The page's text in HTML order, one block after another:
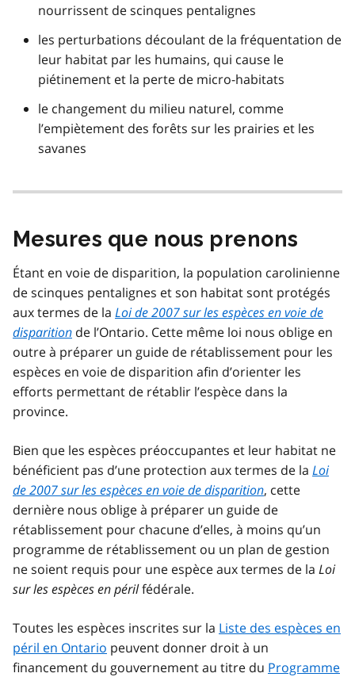
nourrissent de scinques pentalignes
les perturbations découlant de la fréquentation de
leur habitat par les humains, qui cause le
piétinement et la perte de micro-habitats
le changement du milieu naturel, comme
l’empiètement des forêts sur les prairies et les
savanes
Mesures que nous prenons
Étant en voie de disparition, la population carolinienne
de scinques pentalignes et son habitat sont protégés
aux termes de la Loi de 2007 sur les espèces en voie de
disparition de l’Ontario. Cette même loi nous oblige en
outre à préparer un guide de rétablissement pour les
espèces en voie de disparition afin d’orienter les
efforts permettant de rétablir l’espèce dans la
province.
Bien que les espèces préoccupantes et leur habitat ne
bénéficient pas d’une protection aux termes de la Loi
de 2007 sur les espèces en voie de disparition, cette
dernière nous oblige à préparer un guide de
rétablissement pour chacune d’elles, à moins qu’un
programme de rétablissement ou un plan de gestion
ne soient requis pour une espèce aux termes de la Loi
sur les espèces en périlfédérale.
Toutes les espèces inscrites sur la Liste des espèces en
péril en Ontario peuvent donner droit à un
financement du gouvernement au titre du Programme